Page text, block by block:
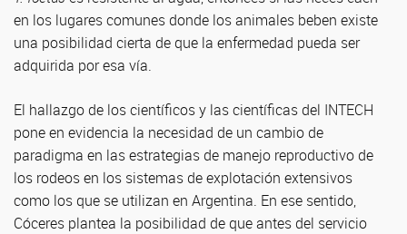
en los lugares comunes donde los animales beben existe
una posibilidad cierta de que la enfermedad pueda ser
adquirida por esa vía.
El hallazgo de los científicos y las científicas del INTECH
pone en evidencia la necesidad de un cambio de
paradigma en las estrategias de manejo reproductivo de
los rodeos en los sistemas de explotación extensivos
como los que se utilizan en Argentina. En ese sentido,
Cóceres plantea la posibilidad de que antes del servicio